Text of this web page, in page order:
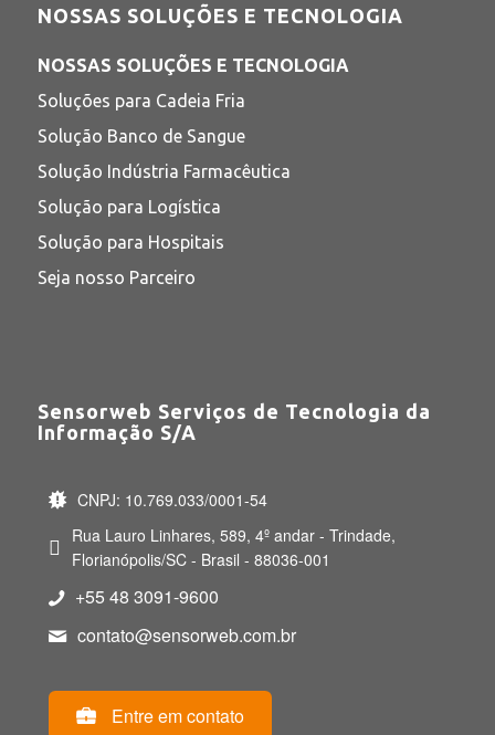
NOSSAS SOLUÇÕES E TECNOLOGIA
NOSSAS SOLUÇÕES E TECNOLOGIA
Soluções para Cadeia Fria
Solução Banco de Sangue
Solução Indústria Farmacêutica
Solução para Logística
Solução para Hospitais
Seja nosso Parceiro
Sensorweb Serviços de Tecnologia da
Informação S/A
CNPJ: 10.769.033/0001-54
Rua Lauro Linhares, 589, 4º andar - Trindade,
Florianópolis/SC - Brasil - 88036-001
+55 48 3091-9600
contato@sensorweb.com.br
Entre em contato